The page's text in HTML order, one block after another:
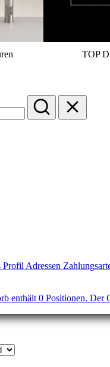
TOP
Profil Adressen
enthält 0 Positionen. Der